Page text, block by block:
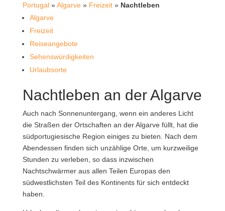
Portugal»Algarve» Freizeit» Nachtleben
Algarve
Freizeit
Reiseangebote
Sehenswürdigkeiten
Urlaubsorte
Nachtleben an der Algarve
Auch nach Sonnenuntergang, wenn ein anderes Licht
die Straßen der Ortschaften an der Algarve füllt, hat die
südportugiesische Region einiges zu bieten. Nach dem
Abendessen finden sich unzählige Orte, um kurzweilige
Stunden zu verleben, so dass inzwischen
Nachtschwärmer aus allen Teilen Europas den
südwestlichsten Teil des Kontinents für sich entdeckt
haben.